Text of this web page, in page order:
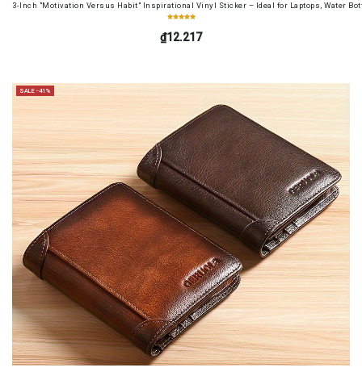
3-Inch "Motivation Versus Habit" Inspirational Vinyl Sticker – Ideal for Laptops, Water
₫12.217
SALE -41%